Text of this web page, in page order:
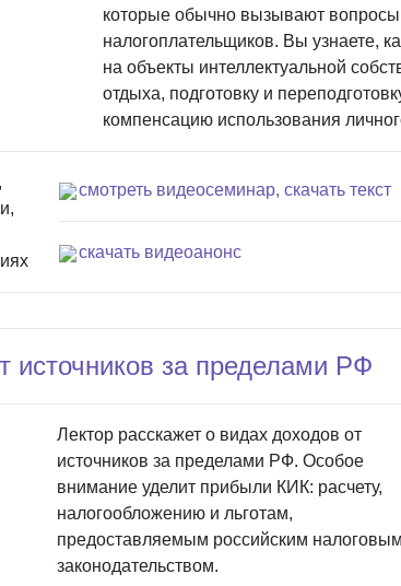
которые обычно вызывают
налогоплательщиков. Вы узнаете,
на объекты интеллектуальной
отдыха, подготовку и
компенсацию использования
,
смотреть видеосеминар, скачать текст
скачать видеоанонс
источников за пределами РФ
Лектор расскажет о видах доходов от
источников за пределами РФ. Особое
внимание уделит прибыли КИК: расчету,
налогообложению и льготам,
предоставляемым российским налоговым
законодательством.